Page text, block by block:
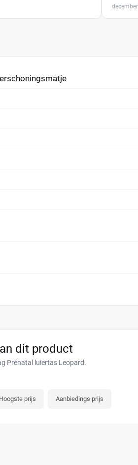
dit product
Prénatal luiertas Leopard.
Hoogste prijs Aanbiedings prijs